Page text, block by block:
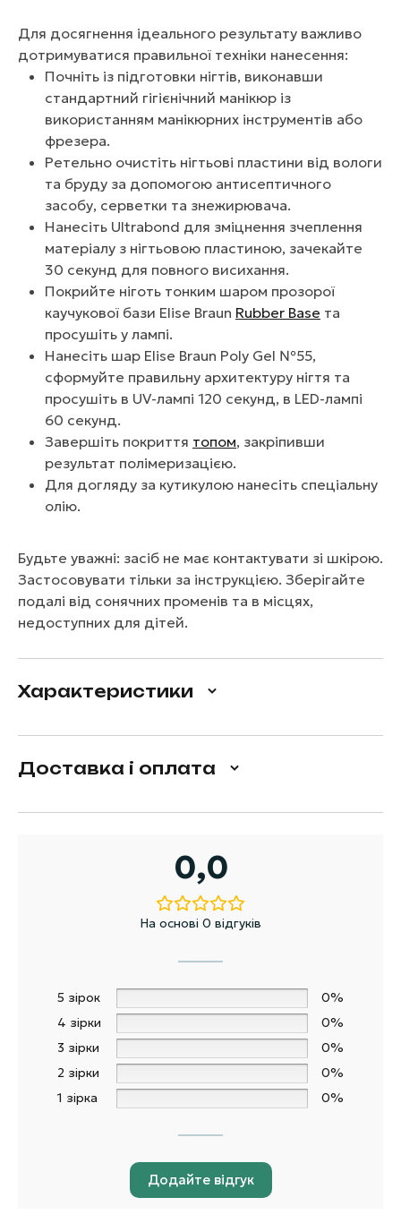
Для досягнення ідеального результату важливо
дотримуватися правильної техніки нанесення:
Почніть із підготовки нігтів, виконавши
стандартний гігієнічний манікюр із
використанням манікюрних інструментів або
фрезера.
Ретельно очистіть нігтьові пластини від вологи
та бруду за допомогою антисептичного
засобу, серветки та знежирювача.
Нанесіть Ultrabond для зміцнення зчеплення
матеріалу з нігтьовою пластиною, зачекайте
30 секунд для повного висихання.
Покрийте ніготь тонким шаром прозорої
каучукової бази Elise Braun Rubber Base та
просушіть у лампі.
Нанесіть шар Elise Braun Poly Gel №55,
сформуйте правильну архитектуру нігтя та
просушіть в UV-лампі 120 секунд, в LED-лампі
60 секунд.
Завершіть покриття топом, закріпивши
результат полімеризацією.
Для догляду за кутикулою нанесіть спеціальну
олію.
Будьте уважні: засіб не має контактувати зі шкірою.
Застосовувати тільки за інструкцією. Зберігайте
подалі від сонячних променів та в місцях,
недоступних для дітей.
Характеристики
Доставка і оплата
0,0
На основі 0 відгуків
5 зірок
0%
4 зірки
0%
3 зірки
0%
2 зірки
0%
1 зірка
0%
Додайте відгук